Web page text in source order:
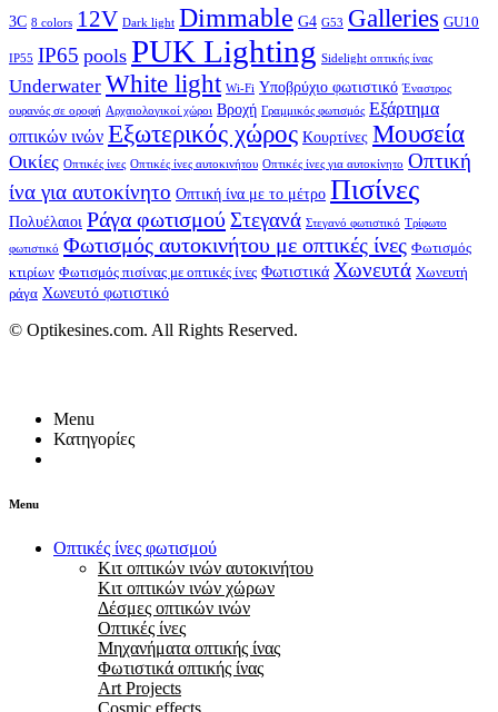
3C 8 colors 12V Dark light Dimmable G4 G53 Galleries GU10
IP55 IP65 pools PUK Lighting Sidelight οπτικής ίνας
Underwater White light Wi-Fi Yποβρύχιο φωτιστικό Έναστρος
ουρανός σε οροφή Αρχαιολογικοί χώροι Βροχή Γραμμικός φωτισμός Εξάρτημα
οπτικών ινών Εξωτερικός χώρος Κουρτίνες Μουσεία
Οικίες Οπτικές ίνες Οπτικές ίνες αυτοκινήτου Οπτικές ίνες για αυτοκίνητο Οπτική
ίνα για αυτοκίνητο Οπτική ίνα με το μέτρο Πισίνες
Πολυέλαιοι Ράγα φωτισμού Στεγανά Στεγανό φωτιστικό Τρίφωτο
φωτιστικό Φωτισμός αυτοκινήτου με οπτικές ίνες Φωτισμός
κτιρίων Φωτισμός πισίνας με οπτικές ίνες Φωτιστικά Χωνευτά Χωνευτή
ράγα Χωνευτό φωτιστικό
© Optikesines.com. All Rights Reserved.
Menu
Κατηγορίες
Menu
Οπτικές ίνες φωτισμού
Κιτ οπτικών ινών αυτοκινήτου
Κιτ οπτικών ινών χώρων
Δέσμες οπτικών ινών
Οπτικές ίνες
Μηχανήματα οπτικής ίνας
Φωτιστικά οπτικής ίνας
Art Projects
Cosmic effects